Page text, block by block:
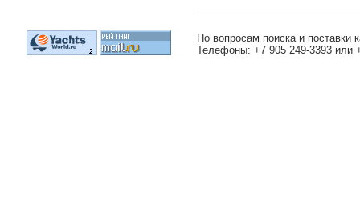
По вопросам поиска и поставки
Телефоны: +7 905 249-3393 или